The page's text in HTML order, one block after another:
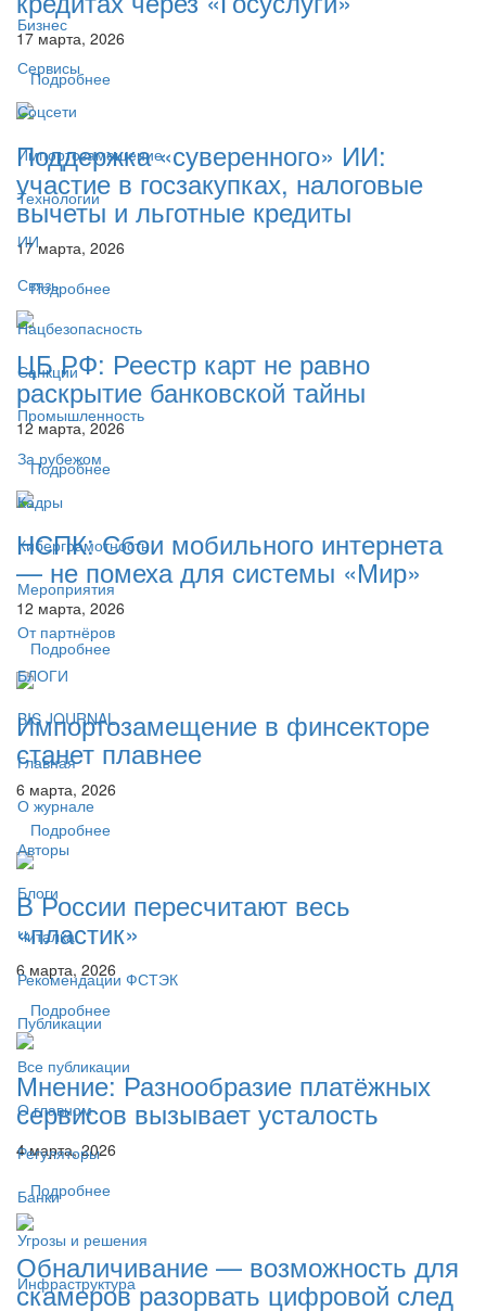
Бизнес
Сервисы
Соцсети
Импортозамещение
Технологии
ИИ
Связь
Нацбезопасность
Санкции
Промышленность
За рубежом
Кадры
Киберграмотность
Мероприятия
От партнёров
БЛОГИ
BIS JOURNAL
Главная
О журнале
Авторы
Блоги
Читалка
Рекомендации ФСТЭК
Публикации
Все публикации
О главном
Регуляторы
Банки
Угрозы и решения
Инфраструктура
17 марта, 2026
Подробнее
Поддержка «суверенного» ИИ:
участие в госзакупках, налоговые
вычеты и льготные кредиты
17 марта, 2026
Подробнее
ЦБ РФ: Реестр карт не равно
раскрытие банковской тайны
12 марта, 2026
Подробнее
НСПК: Сбои мобильного интернета
— не помеха для системы «Мир»
12 марта, 2026
Подробнее
Импортозамещение в финсекторе
станет плавнее
6 марта, 2026
Подробнее
В России пересчитают весь
«пластик»
6 марта, 2026
Подробнее
Мнение: Разнообразие платёжных
сервисов вызывает усталость
4 марта, 2026
Подробнее
Обналичивание — возможность для
скамеров разорвать цифровой след